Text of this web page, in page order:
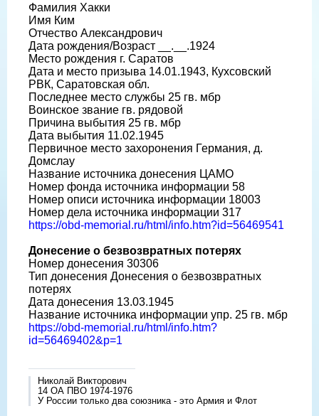
Фамилия Хакки
Имя Ким
Отчество Александрович
Дата рождения/Возраст __.__.1924
Место рождения г. Саратов
Дата и место призыва 14.01.1943, Кухсовский
РВК, Саратовская обл.
Последнее место службы 25 гв. мбр
Воинское звание гв. рядовой
Причина выбытия 25 гв. мбр
Дата выбытия 11.02.1945
Первичное место захоронения Германия, д.
Домслау
Название источника донесения ЦАМО
Номер фонда источника информации 58
Номер описи источника информации 18003
Номер дела источника информации 317
https://obd-memorial.ru/html/info.htm?id=56469541
Донесение о безвозвратных потерях
Номер донесения 30306
Тип донесения Донесения о безвозвратных
потерях
Дата донесения 13.03.1945
Название источника информации упр. 25 гв. мбр
https://obd-memorial.ru/html/info.htm?
id=56469402&p=1
Николай Викторович
14 ОА ПВО 1974-1976
У России только два союзника - это Армия и Флот